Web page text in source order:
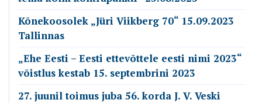
Kõnekoosolek „Jüri Viikberg 70“ 15.09.2023
Tallinnas
„Ehe Eesti – Eesti ettevõttele eesti nimi 2023“
võistlus kestab 15. septembrini 2023
27. juunil toimus juba 56. korda J. V. Veski